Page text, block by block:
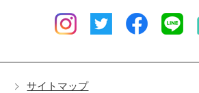
サイトマップ